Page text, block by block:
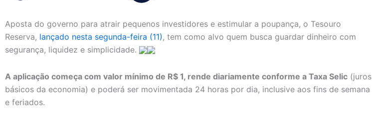
Aposta do governo para atrair pequenos investidores e estimular a poupança, o Tesouro
Reserva, lançado nesta segunda-feira (11) , tem como alvo quem busca guardar dinheiro com
segurança, liquidez e simplicidade.
A aplicação começa com valor mínimo de R$ 1, rende diariamente conforme a Taxa Selic (juros
básicos da economia) e poderá ser movimentada 24 horas por dia, inclusive aos fins de semana
e feriados.